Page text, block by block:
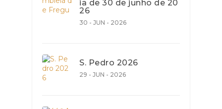
ia de 30 de junho de 20
26
30 - JUN - 2026
S. Pedro 2026
29 - JUN - 2026